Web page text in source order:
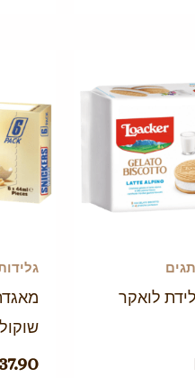
לואקר
37.90